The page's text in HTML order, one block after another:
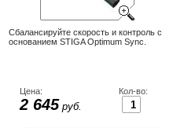
Сбалансируйте скорость и контроль с
основанием STIGA Optimum Sync.
Цена:
2 645 руб.
Кол-во: